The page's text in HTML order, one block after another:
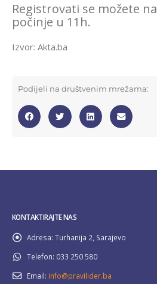
Registrovati se možete na
počinje u 11h.
Izvor: Akta.ba
Podijeli na društvenim mrežama:
KONTAKTIRAJTE NAS
Adresa: Turhanija 2, Sarajevo
Telefon: 033 250 580
Email: info@pravilider.ba